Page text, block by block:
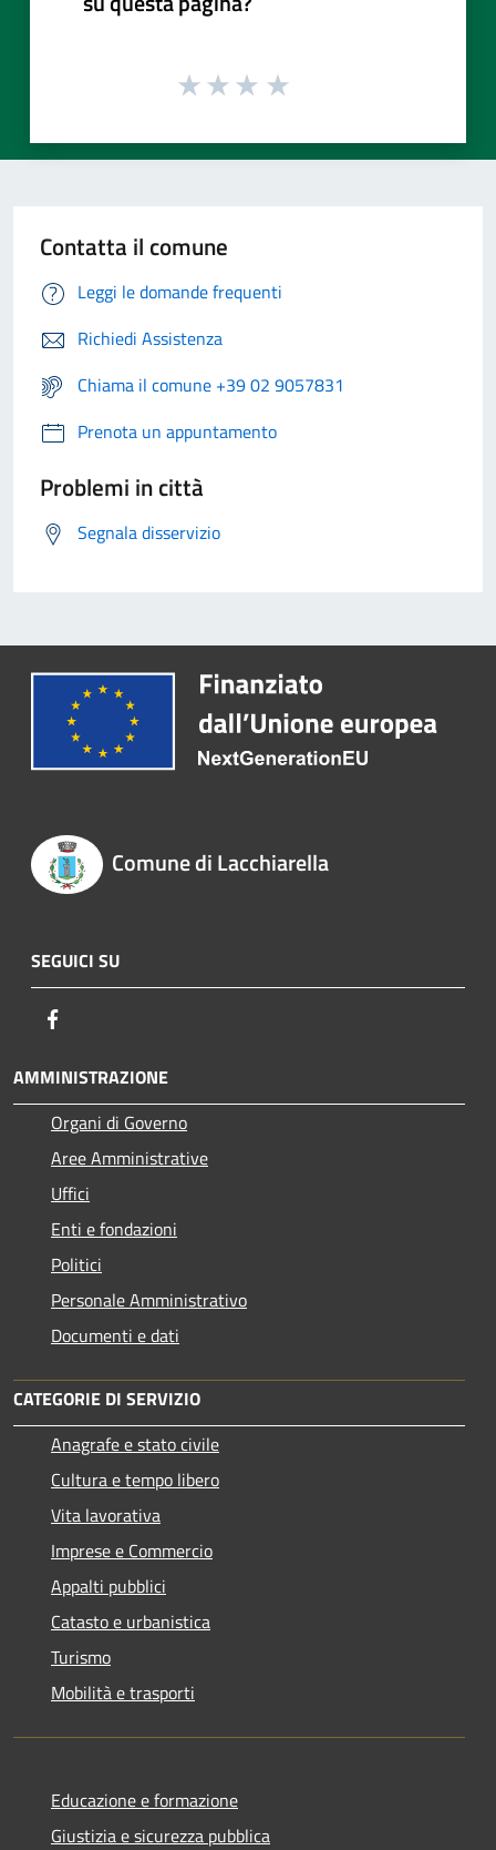
Contatta il comune
Leggi le domande frequenti
Richiedi Assistenza
Chiama il comune +39 02 9057831
Prenota un appuntamento
Problemi in città
Segnala disservizio
Comune di Lacchiarella
SEGUICI SU
AMMINISTRAZIONE
Organi di Governo
Aree Amministrative
Uffici
Enti e fondazioni
Politici
Personale Amministrativo
Documenti e dati
CATEGORIE DI SERVIZIO
Anagrafe e stato civile
Cultura e tempo libero
Vita lavorativa
Imprese e Commercio
Appalti pubblici
Catasto e urbanistica
Turismo
Mobilità e trasporti
Educazione e formazione
Giustizia e sicurezza pubblica